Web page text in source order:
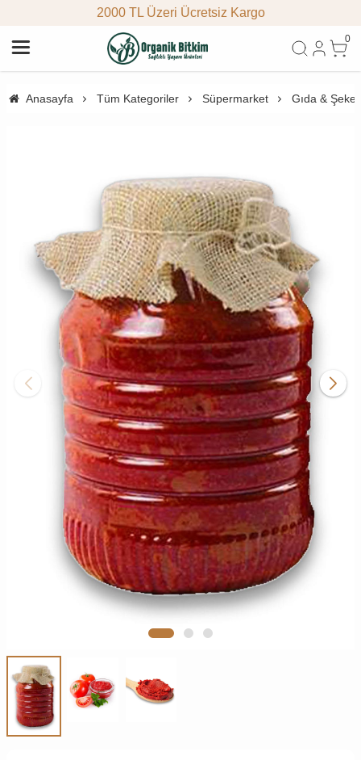
2000 TL Üzeri Ücretsiz Kargo
0
Anasayfa Tüm Kategoriler Süpermarket Gıda &